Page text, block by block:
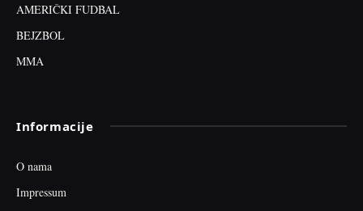
AMERIČKI FUDBAL
BEJZBOL
MMA
Informacije
O nama
Impressum